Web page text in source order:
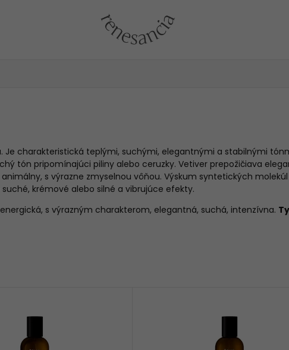
charakteristická teplými, suchými, elegantnými a stabilnými
tón pripomínajúci piliny alebo ceruzky. Vetiver prepožičiava
s výrazne zmyselnou vôňou. Výskum syntetických
krémové alebo silné a vibrujúce efekty.
s výrazným charakterom, elegantná, suchá, intenzívna.